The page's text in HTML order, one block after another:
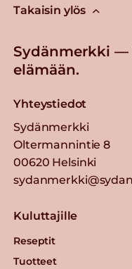
Takaisin ylös
Sydänmerkki —
elämään.
Yhteystiedot
Sydänmerkki
Oltermannintie 8
00620 Helsinki
Kuluttajille
Reseptit
Tuotteet